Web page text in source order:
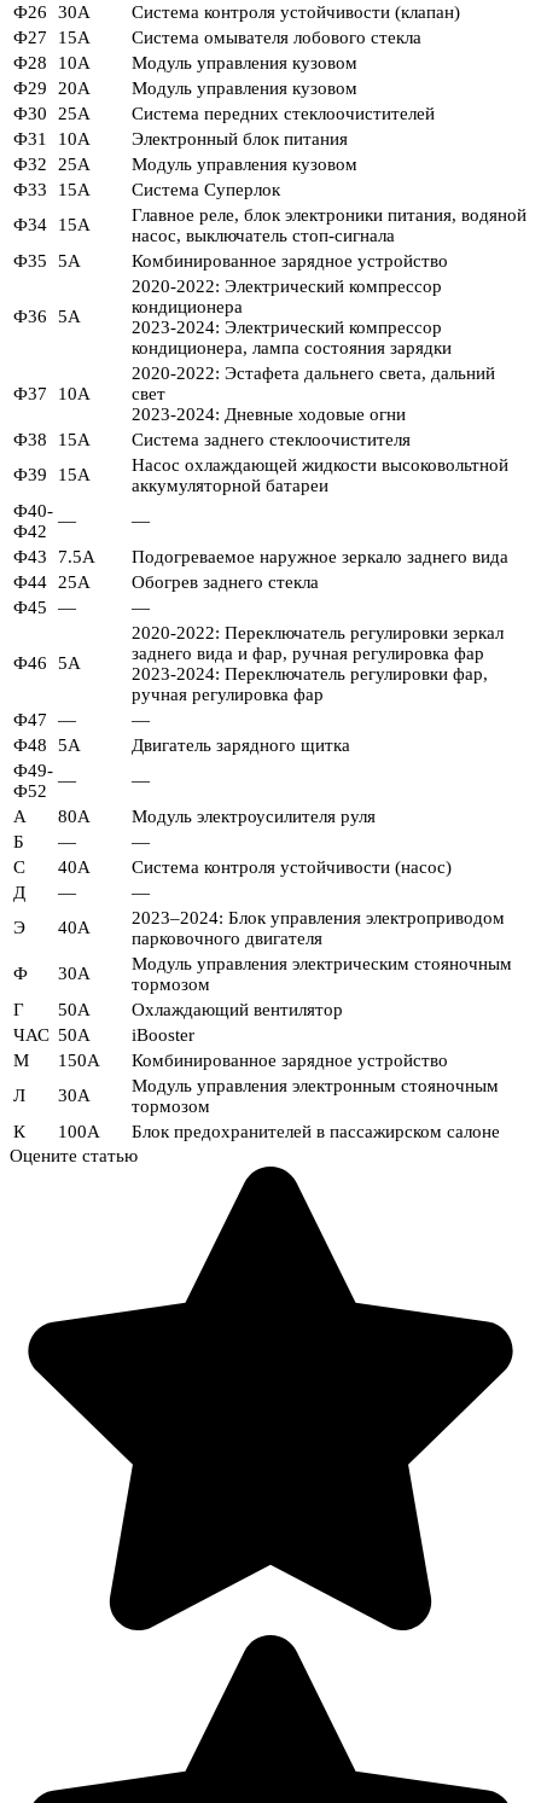
Ф26
30А
Система контроля устойчивости (клапан)
Ф27
15А
Система омывателя лобового стекла
Ф28
10А
Модуль управления кузовом
Ф29
20А
Модуль управления кузовом
Ф30
25А
Система передних стеклоочистителей
Ф31
10А
Электронный блок питания
Ф32
25А
Модуль управления кузовом
Ф33
15А
Система Суперлок
Ф34
15А
Главное реле, блок электроники питания, водяной
насос, выключатель стоп-сигнала
Ф35
5А Комбинированное зарядное устройство
Ф36 5А
2020-2022: Электрический компрессор
кондиционера
2023-2024: Электрический компрессор
кондиционера, лампа состояния зарядки
Ф37 10А
2020-2022: Эстафета дальнего света, дальний
свет
2023-2024: Дневные ходовые огни
Ф38
15А
Система заднего стеклоочистителя
Ф39
15А
Насос охлаждающей жидкости высоковольтной
аккумуляторной батареи
Ф40-
Ф42
—
—
Ф43
7.5А
Подогреваемое наружное зеркало заднего вида
Ф44
25А
Обогрев заднего стекла
Ф45
— —
Ф46 5А
2020-2022: Переключатель регулировки зеркал
заднего вида и фар, ручная регулировка фар
2023-2024: Переключатель регулировки фар,
ручная регулировка фар
Ф47
—
—
Ф48
5А
Двигатель зарядного щитка
Ф49-
Ф52
—
—
А
80А
Модуль электроусилителя руля
Б
—
—
С
40А
Система контроля устойчивости (насос)
Д
—
—
Э
40А
2023–2024: Блок управления электроприводом
парковочного двигателя
Ф
30А
Модуль управления электрическим стояночным
тормозом
Г
50А
Охлаждающий вентилятор
ЧАС 50А
iBooster
М
150А
Комбинированное зарядное устройство
Л
30А
Модуль управления электронным стояночным
тормозом
К
100А
Блок предохранителей в пассажирском салоне
Оцените статью